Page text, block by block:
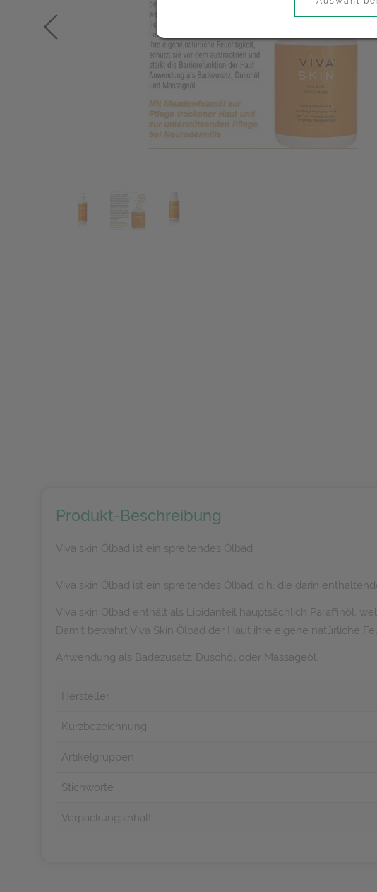
Produkt-Beschreibung
Viva skin Ölbad ist ein spreitendes Ölbad
Viva skin Ölbad ist ein spreitendes Ölbad, d.h. die darin
Viva skin Ölbad enthält als Lipidanteil hauptsächlich Paraffinöl,
Damit bewahrt Viva Skin Ölbad der Haut ihre eigene natürliche
Anwendung als Badezusatz. Duschöl oder Massageöl.
Hersteller
Kurzbezeichnung
Artikelgruppen
Stichworte
Verpackungsinhalt